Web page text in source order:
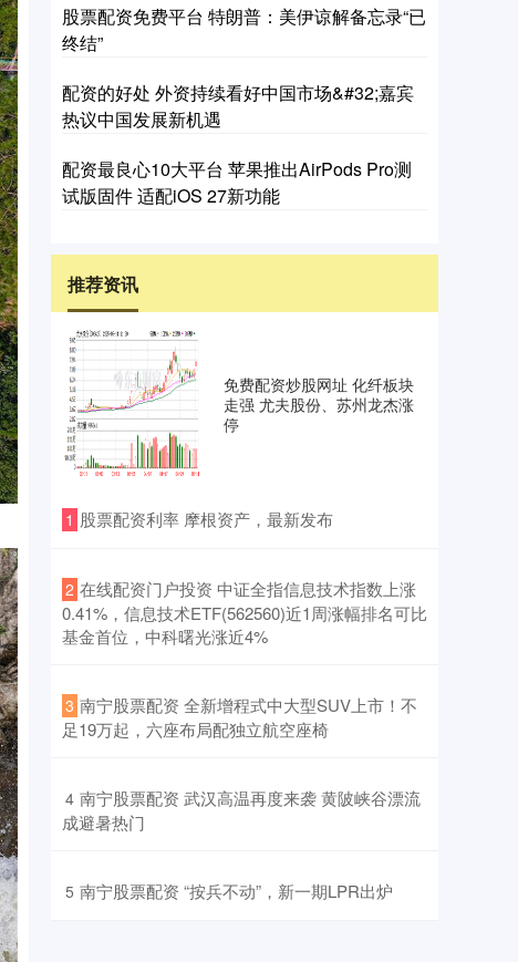
股票配资免费平台 特朗普：美伊谅解备忘录“已
终结”
配资的好处 外资持续看好中国市场&#32;嘉宾
热议中国发展新机遇
配资最良心10大平台 苹果推出AirPods Pro测
试版固件 适配iOS 27新功能
推荐资讯
免费配资炒股网址 化纤板块
走强 尤夫股份、苏州龙杰涨
停
1 ​股票配资利率 摩根资产，最新发布
2 ​在线配资门户投资 中证全指信息技术指数上涨
0.41%，信息技术ETF(562560)近1周涨幅排名可比
基金首位，中科曙光涨近4%
3 ​南宁股票配资 全新增程式中大型SUV上市！不
足19万起，六座布局配独立航空座椅
4 ​南宁股票配资 武汉高温再度来袭 黄陂峡谷漂流
成避暑热门
5 ​南宁股票配资 “按兵不动”，新一期LPR出炉